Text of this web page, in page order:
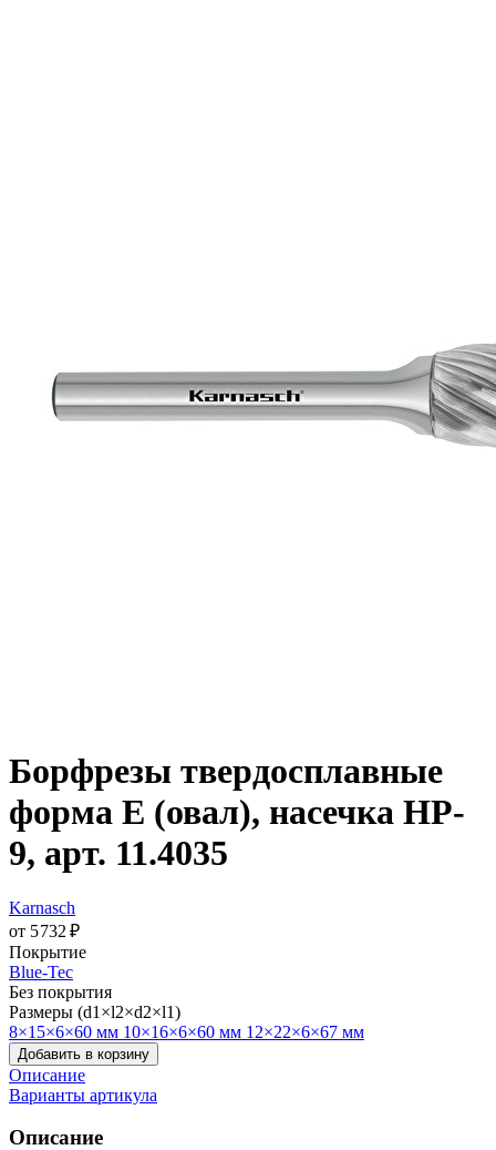
Борфрезы твердосплавные
форма E (овал), насечка HP-
9, арт. 11.4035
Karnasch
от 5 732 ₽
Покрытие
Blue-Tec
Без покрытия
Размеры (d1×l2×d2×l1)
8×15×6×60 мм 10×16×6×60 мм 12×22×6×67 мм
Добавить в корзину
Описание
Варианты артикула
Описание